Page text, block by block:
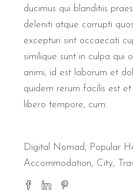
ducimus qui blanditiis
deleniti atque corrupti
excepturi sint occaecati
similique sunt in culpa qui
animi, id est laborum et
quidem rerum facilis est
libero tempore, cum.
Digital Nomad, Popular
Accommodation
City